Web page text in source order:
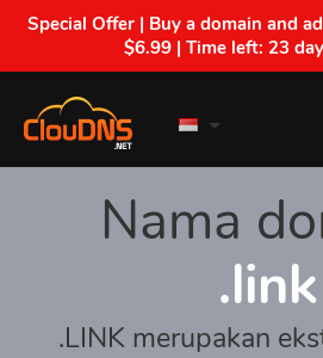
Special Offer | Buy a domain and
$6.99 | Time left: 23
Nama
.link
.LINK merupakan